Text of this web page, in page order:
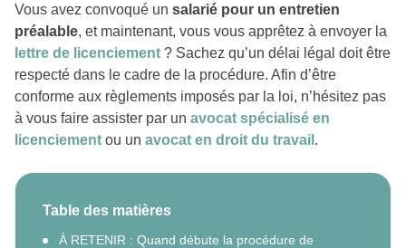
Vous avez convoqué un salarié pour un entretien
préalable, et maintenant, vous vous apprêtez à envoyer la
lettre de licenciement ? Sachez qu’un délai légal doit être
respecté dans le cadre de la procédure. Afin d’être
conforme aux règlements imposés par la loi, n’hésitez pas
à vous faire assister par un avocat spécialisé en
licenciement ou un avocat en droit du travail .
Table des matières
À RETENIR : Quand débute la procédure de